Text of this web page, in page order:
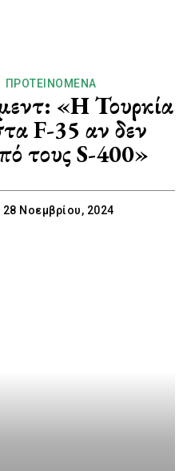
ΠΡΟΤΕΙΝΌΜΕΝΑ
«Η Τουρκία
F-35 αν δεν
τους S-400»
28 Νοεμβρίου, 2024